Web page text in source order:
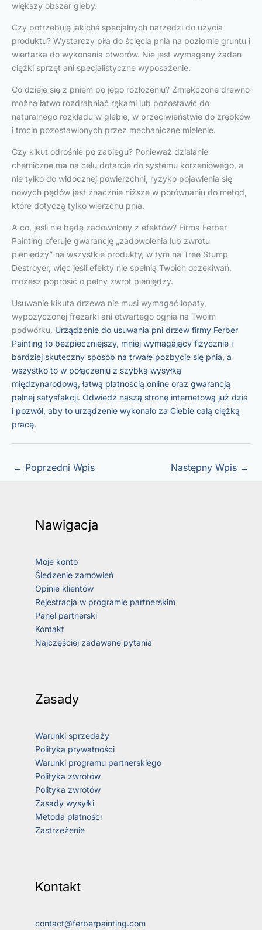
większy obszar gleby.
Czy potrzebuję jakichś specjalnych narzędzi do użycia
produktu? Wystarczy piła do ścięcia pnia na poziomie gruntu i
wiertarka do wykonania otworów. Nie jest wymagany żaden
ciężki sprzęt ani specjalistyczne wyposażenie.
Co dzieje się z pniem po jego rozłożeniu? Zmiękczone drewno
można łatwo rozdrabniać rękami lub pozostawić do
naturalnego rozkładu w glebie, w przeciwieństwie do zrębków
i trocin pozostawionych przez mechaniczne mielenie.
Czy kikut odrośnie po zabiegu? Ponieważ działanie
chemiczne ma na celu dotarcie do systemu korzeniowego, a
nie tylko do widocznej powierzchni, ryzyko pojawienia się
nowych pędów jest znacznie niższe w porównaniu do metod,
które dotyczą tylko wierzchu pnia.
A co, jeśli nie będę zadowolony z efektów? Firma Ferber
Painting oferuje gwarancję „zadowolenia lub zwrotu
pieniędzy” na wszystkie produkty, w tym na Tree Stump
Destroyer, więc jeśli efekty nie spełnią Twoich oczekiwań,
możesz poprosić o pełny zwrot pieniędzy.
Usuwanie kikuta drzewa nie musi wymagać łopaty,
wypożyczonej frezarki ani otwartego ognia na Twoim
podwórku. Urządzenie do usuwania pni drzew firmy Ferber
Painting to bezpieczniejszy, mniej wymagający fizycznie i
bardziej skuteczny sposób na trwałe pozbycie się pnia, a
wszystko to w połączeniu z szybką wysyłką
międzynarodową, łatwą płatnością online oraz gwarancją
pełnej satysfakcji. Odwiedź naszą stronę internetową już dziś
i pozwól, aby to urządzenie wykonało za Ciebie całą ciężką
pracę.
← Poprzedni Wpis Następny Wpis →
Nawigacja
Moje konto
Śledzenie zamówień
Opinie klientów
Rejestracja w programie partnerskim
Panel partnerski
Kontakt
Najczęściej zadawane pytania
Zasady
Warunki sprzedaży
Polityka prywatności
Warunki programu partnerskiego
Polityka zwrotów
Polityka zwrotów
Zasady wysyłki
Metoda płatności
Zastrzeżenie
Kontakt
contact@ferberpainting.com